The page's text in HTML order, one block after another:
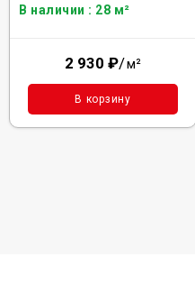
В наличии : 28 м²
2 930 ₽/м²
В корзину